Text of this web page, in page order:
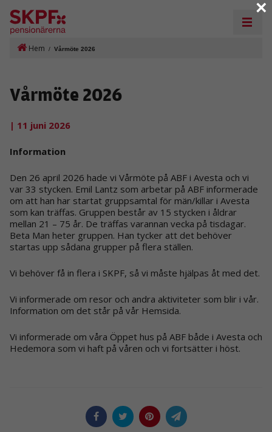
Hem / Vårmöte 2026
Vårmöte 2026
| 11 juni 2026
Information
Den 26 april 2026 hade vi Vårmöte på ABF i Avesta och vi
var 33 stycken. Emil Lantz som arbetar på ABF informerade
om att han har startat gruppsamtal för män/killar i Avesta
som kan träffas. Gruppen består av 15 stycken i åldrar
mellan 21 – 75 år. De träffas varannan vecka på tisdagar.
Beta Man heter gruppen. Han tycker att det behöver
startas upp sådana grupper på flera ställen.
Vi behöver få in flera i SKPF, så vi måste hjälpas åt med det.
Vi informerade om resor och andra aktiviteter som blir i vår.
Information om det står på vår Hemsida.
Vi informerade om våra Öppet hus på ABF både i Avesta och
Hedemora som vi haft på våren och vi fortsätter i höst.
×